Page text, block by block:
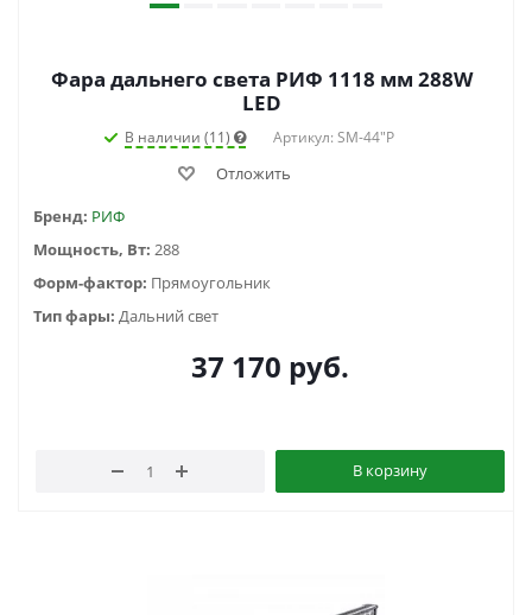
Фара дальнего света РИФ 1118 мм 288W
LED
В наличии (11) Артикул: SM-44"P
Отложить
Бренд: РИФ
Мощность, Вт: 288
Форм-фактор: Прямоугольник
Тип фары: Дальний свет
37 170 руб.
В корзину